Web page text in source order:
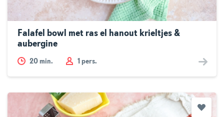
Falafel bowl met ras el hanout krieltjes &
aubergine
20 min. 1 pers.